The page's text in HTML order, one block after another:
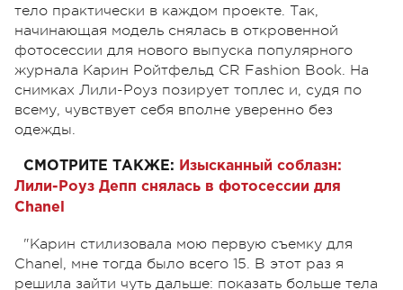
тело практически в каждом проекте. Так,
начинающая модель снялась в откровенной
фотосессии для нового выпуска популярного
журнала Карин Ройтфельд CR Fashion Book. На
снимках Лили-Роуз позирует топлес и, судя по
всему, чувствует себя вполне уверенно без
одежды.
СМОТРИТЕ ТАКЖЕ: Изысканный соблазн:
Лили-Роуз Депп снялась в фотосессии для
Chanel
"Карин стилизовала мою первую съемку для
Chanel, мне тогда было всего 15. В этот раз я
решила зайти чуть дальше: показать больше тела